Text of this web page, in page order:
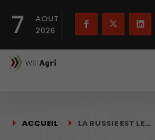
7
AOUT
2026
ACCUEIL LA RUSSIE EST LE…
Français